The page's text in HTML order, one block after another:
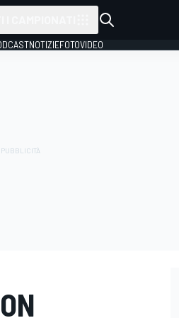
NOTIZIEFOTOVIDEO